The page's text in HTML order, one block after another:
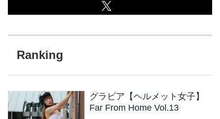
グラビア【ヘルメット女子】
Far From Home Vol.13